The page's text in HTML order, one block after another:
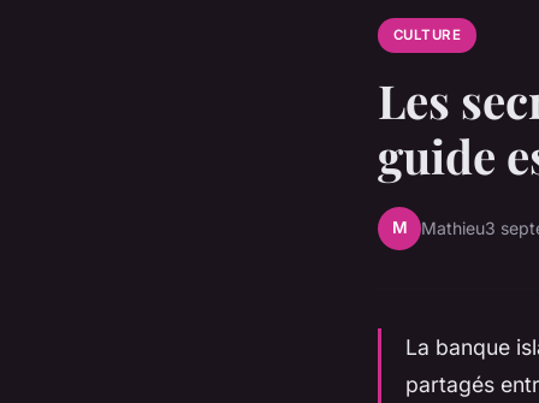
CULTURE
Les
guide
M Mathieu3
La banque
partagés